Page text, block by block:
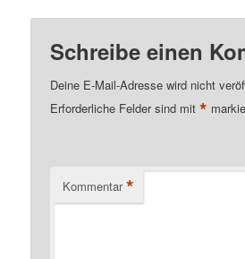
Schreibe einen
Deine E-Mail-Adresse wird nicht
Erforderliche Felder sind mit*
Kommentar *